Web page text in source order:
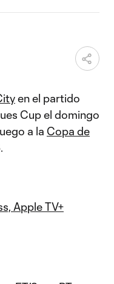
en el partido
Cup el domingo
a la Copa de
Apple TV+